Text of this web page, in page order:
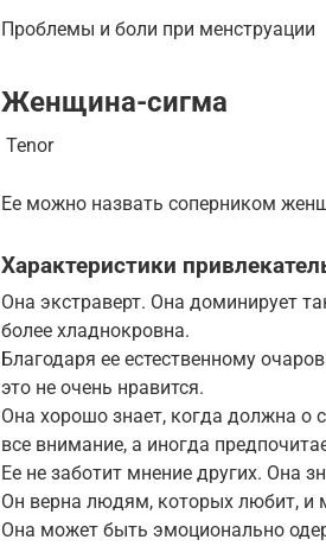
Проблемы и боли при менструации
Женщина-сигма
Tenor
Ее можно назвать соперником
Характеристики
Она экстраверт. Она доминирует
более хладнокровна.
Благодаря ее естественному
это не очень нравится.
Она хорошо знает, когда должна о
все внимание, а иногда
Ее не заботит мнение других. Она
Он верна людям, которых любит, и
Она может быть эмоционально